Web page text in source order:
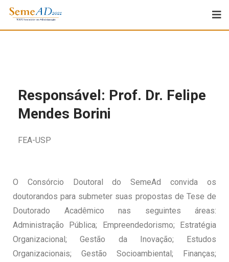
Responsável: Prof. Dr. Felipe
Mendes Borini
FEA-USP
O Consórcio Doutoral do SemeAd convida os
doutorandos para submeter suas propostas de Tese de
Doutorado Acadêmico nas seguintes áreas:
Administração Pública; Empreendedorismo; Estratégia
Organizacional; Gestão da Inovação; Estudos
Organizacionais; Gestão Socioambiental; Finanças;